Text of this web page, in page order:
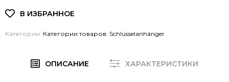
Категории: Категории товаров Schlüsselanhänger
ОПИСАНИЕ ХАРАКТЕРИСТИКИ